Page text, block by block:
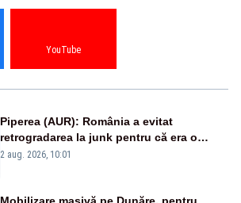
YouTube
Piperea (AUR): România a evitat
retrogradarea la junk pentru că era o
catastrofă pentru bănci și fondurile de
2 aug. 2026, 10:01
Mobilizare masivă pe Dunăre, pentru